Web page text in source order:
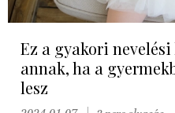
Ez a gyakori
annak, ha a
lesz